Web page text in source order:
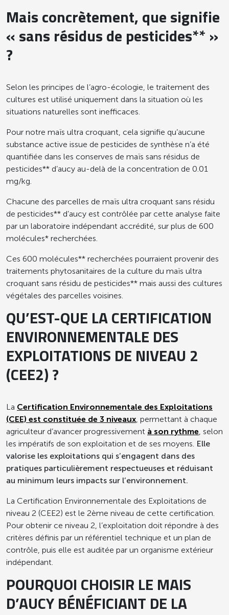
Enfants en classe
70 g
personnes âgées si portage
à domicile
120 g
Personnes âgées en
institution
80 g
PRODUITS PRÊTS À CONSOMMER,
EN GRAMMES (± 10%)
légumes d’aucy ont une fréquence de
consommation sur 20 repas
consécutifs de 10/20 minimum (hors
personnes âgées en institution pour les
repas du soir) *
* GEMRCN = Groupe d’Etudes des
Marchés de Restauration Collective et
de Nutrition
Mais concrètement, que signifie
« sans résidus de pesticides** »
?
Selon les principes de l’agro-écologie, le traitement des
cultures est utilisé uniquement dans la situation où les
situations naturelles sont inefficaces.
Pour notre maïs ultra croquant, cela signifie qu’aucune
substance active issue de pesticides de synthèse n’a été
quantifiée dans les conserves de maïs sans résidus de
pesticides** d’aucy au-delà de la concentration de 0.01
mg/kg.
Chacune des parcelles de maïs ultra croquant sans résidu
de pesticides** d’aucy est contrôlée par cette analyse faite
par un laboratoire indépendant accrédité, sur plus de 600
molécules* recherchées.
Ces 600 molécules** recherchées pourraient provenir des
traitements phytosanitaires de la culture du maïs ultra
croquant sans résidu de pesticides** mais aussi des cultures
végétales des parcelles voisines.
QU’EST-QUE LA CERTIFICATION
ENVIRONNEMENTALE DES
EXPLOITATIONS DE NIVEAU 2
(CEE2) ?
La Certification Environnementale des Exploitations
(CEE) est constituée de 3 niveaux, permettant à chaque
agriculteur d’avancer progressivement à son rythme, selon
les impératifs de son exploitation et de ses moyens. Elle
valorise les exploitations qui s’engagent dans des
pratiques particulièrement respectueuses et réduisant
au minimum leurs impacts sur l’environnement.
La Certification Environnementale des Exploitations de
niveau 2 (CEE2) est le 2ème niveau de cette certification.
Pour obtenir ce niveau 2, l’exploitation doit répondre à des
critères définis par un référentiel technique et un plan de
contrôle, puis elle est auditée par un organisme extérieur
indépendant.
POURQUOI CHOISIR LE MAIS
D’AUCY BÉNÉFICIANT DE LA